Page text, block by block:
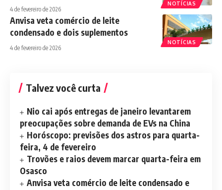
NOTÍCIAS
4 de fevereiro de 2026
NOTÍCIAS
Anvisa veta comércio de leite
condensado e dois suplementos
4 de fevereiro de 2026
Talvez você curta
Nio cai após entregas de janeiro levantarem
preocupações sobre demanda de EVs na China
Horóscopo: previsões dos astros para quarta-
feira, 4 de fevereiro
Trovões e raios devem marcar quarta-feira em
Osasco
Anvisa veta comércio de leite condensado e